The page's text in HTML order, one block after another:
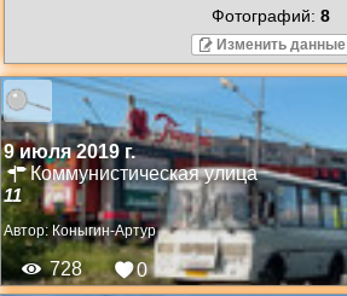
Фотографий: 8
Изменить данные
9 июля 2019 г.
Коммунистическая улица
11
Автор:Коныгин-Артур
728 0